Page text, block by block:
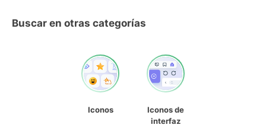
Buscar en otras categorías
Iconos
Iconos de
interfaz